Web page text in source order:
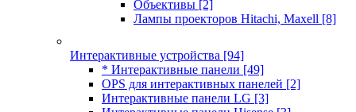
Объективы [2]
Лампы проекторов Hitachi, Maxell [8]
Интерактивные устройства [94]
* Интерактивные панели [49]
OPS для интерактивных панелей [2]
Интерактивные панели LG [3]